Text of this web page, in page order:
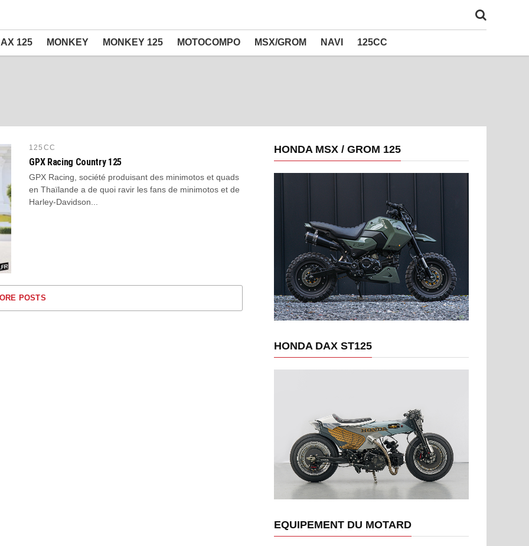
125 MONKEY MONKEY 125 MOTOCOMPO MSX/GROM NAVI 125CC
125CC
GPX Racing Country 125
GPX Racing, société produisant des minimotos et quads
en Thaïlande a de quoi ravir les fans de minimotos et de
Harley-Davidson...
POSTS
HONDA MSX / GROM 125
HONDA DAX ST125
EQUIPEMENT DU MOTARD